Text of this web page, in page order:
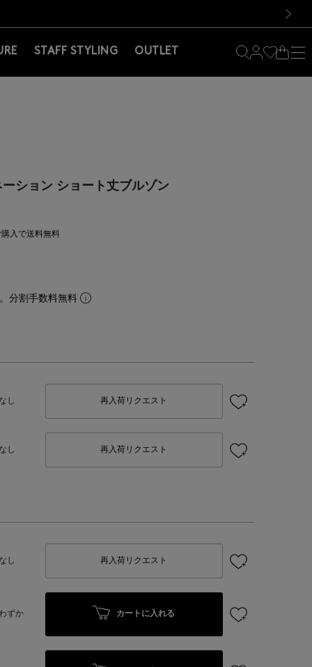
買い物の際は会員登録を！
買い物の際は会員登録を！
STAFF STYLING OUTLET
ション ショート丈ブルゾン
入で送料無料
分割手数料無料
し 再入荷リクエスト
し 再入荷リクエスト
し 再入荷リクエスト
ずか カートに入れる